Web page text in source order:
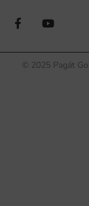
© 2025 Pagát